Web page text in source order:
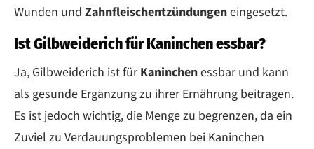
Wunden und Zahnfleischentzündungeneingesetzt.
Ist Gilbweiderich für Kaninchen essbar?
Ja, Gilbweiderich ist fürKaninchenessbar und kann
als gesunde Ergänzung zu ihrer Ernährung beitragen.
Es ist jedoch wichtig, die Menge zu begrenzen, da ein
Zuviel zu Verdauungsproblemen bei Kaninchen